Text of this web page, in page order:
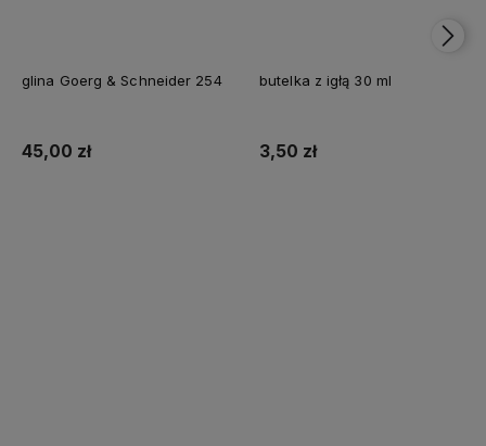
glina Goerg & Schneider 254
45,00 zł
butelka z igłą 30 ml
3,50 zł